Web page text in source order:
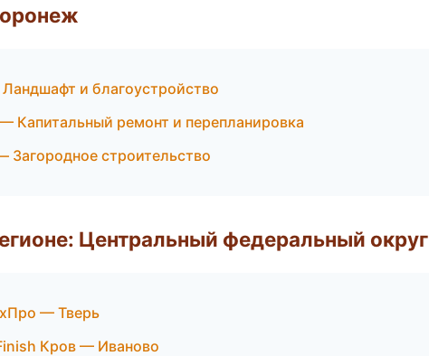
и благоустройство
Капитальный ремонт и перепланировка
Загородное строительство
Центральный федеральный округ
— Тверь
Кров — Иваново